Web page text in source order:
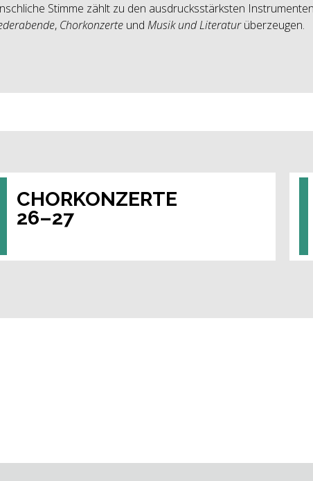
Stimme zählt zu den ausdrucksstärksten
, Chorkonzerteund Musik und Literatur überzeugen.
CHORKONZERTE
26–27